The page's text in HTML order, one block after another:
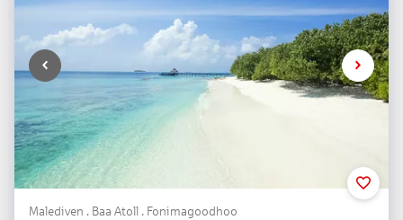
Malediven . Baa Atoll . Fonimagoodhoo